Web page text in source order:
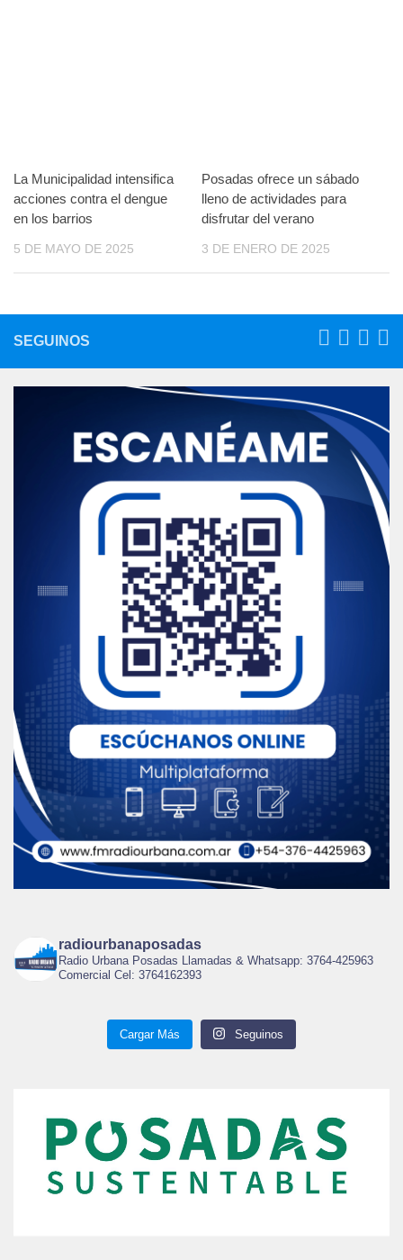
La Municipalidad intensifica
acciones contra el dengue
en los barrios
5 DE MAYO DE 2025
Posadas ofrece un sábado
lleno de actividades para
disfrutar del verano
3 DE ENERO DE 2025
SEGUINOS
radiourbanaposadas
Radio Urbana Posadas Llamadas & Whatsapp: 3764-425963
Comercial Cel: 3764162393
Cargar Más Seguinos